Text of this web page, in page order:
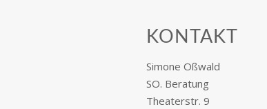
KONTAKT
Simone Oßwald
SO. Beratung
Theaterstr. 9